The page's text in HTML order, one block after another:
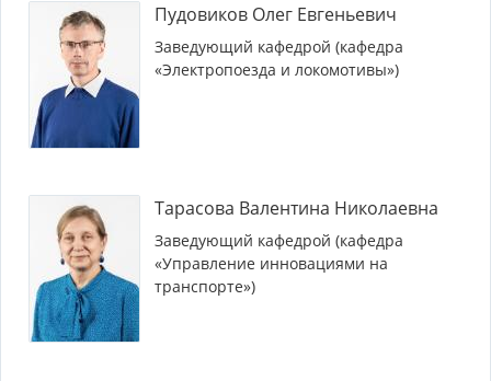
Пудовиков Олег Евгеньевич
Заведующий кафедрой (кафедра
«Электропоезда и локомотивы»)
Тарасова Валентина Николаевна
Заведующий кафедрой (кафедра
«Управление инновациями на
транспорте»)